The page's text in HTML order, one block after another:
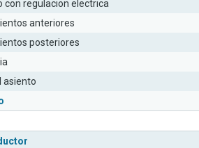
con regulacion electrica
anteriores
posteriores
asiento